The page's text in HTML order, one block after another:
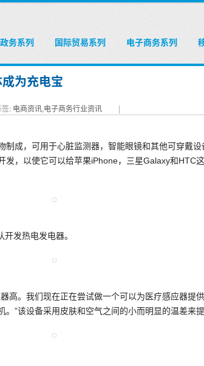
务系列 国际贸易系列 电子商务系列
为充电宝
签: 电商资讯,电子商务行业资讯
|
制成，可用于心脏监测器，智能眼镜和其他可穿戴设
发，以使它可以给苹果iPhone，三星Galaxy和HTC
发热电发电器。
高。我们现在正在尝试做一个可以为医疗感应器提
”该设备采用皮肤和空气之间的小而明显的温差来提